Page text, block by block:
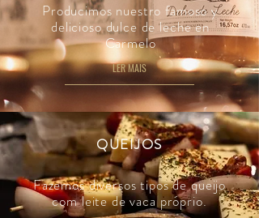
Producimos nuestro famoso y
delicioso dulce de leche en
Carmelo
LER MAIS
QUEIJOS
Fazemos diversos tipos de queijo
com leite de vaca próprio.